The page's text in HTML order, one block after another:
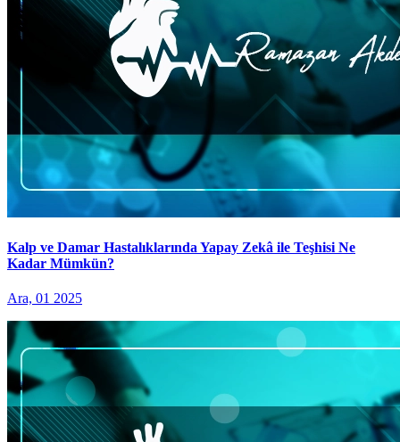
Kalp ve Damar Hastalıklarında Yapay Zekâ ile Teşhisi Ne
Kadar Mümkün?
Ara, 01 2025